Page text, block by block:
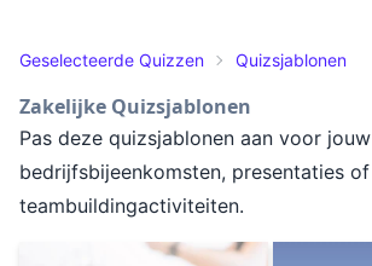
Geselecteerde Quizzen Quizsjablonen
Zakelijke Quizsjablonen
Pas deze quizsjablonen aan voor jouw
bedrijfsbijeenkomsten, presentaties of
teambuildingactiviteiten.